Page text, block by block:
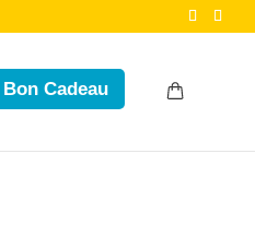
Bon Cadeau